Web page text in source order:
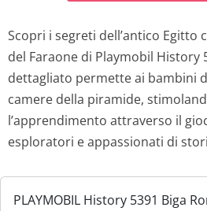
Scopri i segreti dell’antico Egitto
del Faraone di Playmobil History
dettagliato permette ai bambini
camere della piramide,
l’apprendimento attraverso il
esploratori e appassionati di
PLAYMOBIL History 5391 Biga